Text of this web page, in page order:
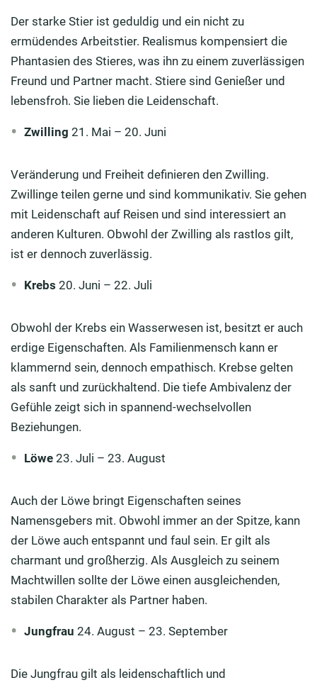
Der starke Stier ist geduldig und ein nicht zu
ermüdendes Arbeitstier. Realismus kompensiert die
Phantasien des Stieres, was ihn zu einem zuverlässigen
Freund und Partner macht. Stiere sind Genießer und
lebensfroh. Sie lieben die Leidenschaft.
Zwilling 21. Mai – 20. Juni
Veränderung und Freiheit definieren den Zwilling.
Zwillinge teilen gerne und sind kommunikativ. Sie gehen
mit Leidenschaft auf Reisen und sind interessiert an
anderen Kulturen. Obwohl der Zwilling als rastlos gilt,
ist er dennoch zuverlässig.
Krebs 20. Juni – 22. Juli
Obwohl der Krebs ein Wasserwesen ist, besitzt er auch
erdige Eigenschaften. Als Familienmensch kann er
klammernd sein, dennoch empathisch. Krebse gelten
als sanft und zurückhaltend. Die tiefe Ambivalenz der
Gefühle zeigt sich in spannend-wechselvollen
Beziehungen.
Löwe 23. Juli – 23. August
Auch der Löwe bringt Eigenschaften seines
Namensgebers mit. Obwohl immer an der Spitze, kann
der Löwe auch entspannt und faul sein. Er gilt als
charmant und großherzig. Als Ausgleich zu seinem
Machtwillen sollte der Löwe einen ausgleichenden,
stabilen Charakter als Partner haben.
Jungfrau 24. August – 23. September
Die Jungfrau gilt als leidenschaftlich und